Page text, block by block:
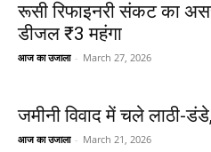
रूसी रिफाइनरी संकट का
डीजल ₹3 महंगा
आज का उजाला - March 27, 2026
जमीनी विवाद में चले लाठी-
आज का उजाला - March 21, 2026